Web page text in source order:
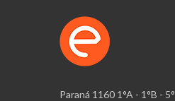
Paraná 1160 1°A - 1°B - 5°